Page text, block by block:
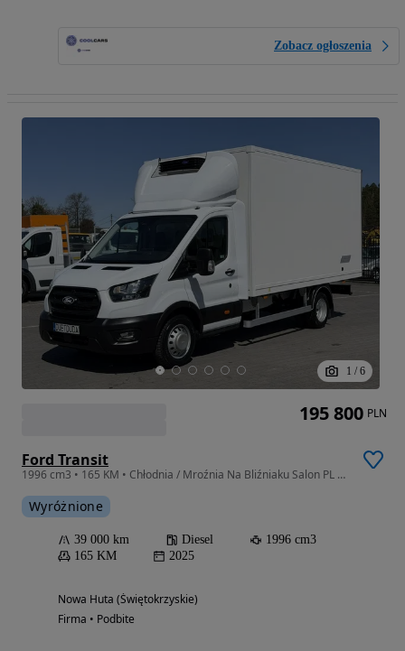
Zobacz ogłoszenia
1 / 6
Ford Transit
1996 cm3 • 165 KM • Chłodnia / Mroźnia Na Bliźniaku Salon PL Gwarancja Od ręki ( Iveco )
Wyróżnione
39 000 km Diesel
1996 cm3
165 KM
2025
Nowa Huta (Świętokrzyskie)
Firma • Podbite
195 800 PLN